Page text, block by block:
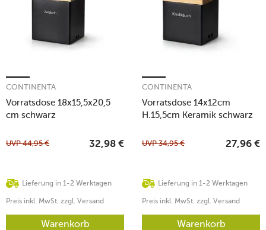
Vorratsdose 18x15,5x20,5
cm schwarz
CONTINENTA
Lieferung in 1-2 Werktagen
UVP44,95 € 32,98 €
Preis inkl. MwSt. zzgl. Versand
Warenkorb
Vorratsdose 14x12cm
H.15,5cm Keramik schwarz
CONTINENTA
Lieferung in 1-2 Werktagen
UVP34,95 € 27,96 €
Preis inkl. MwSt. zzgl. Versand
Warenkorb